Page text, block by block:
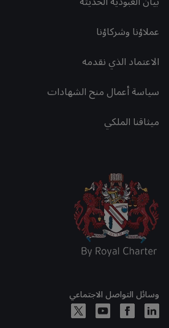
عملاؤنا وشركاؤنا
الاعتماد الذي نقدمه
سياسة أعمال منح الشهادات
ميثاقنا الملكي
وسائل التواصل الاجتماعي